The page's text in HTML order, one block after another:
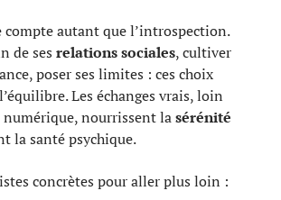
compte autant que l’introspection.
de ses relations sociales, cultiver
poser ses limites : ces choix
Les échanges vrais, loin
numérique, nourrissent lasérénité
la santé psychique.
concrètes pour aller plus loin :